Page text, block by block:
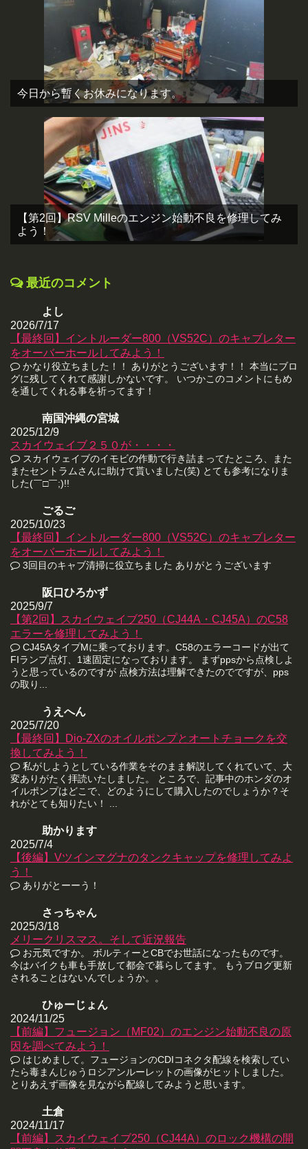
今日から暫くお休みになります。
【第2回】RSV Milleのエンジン始動不良を修理してみ
よう！
最近のコメント
よし
2026/7/17
【最終回】イントルーダー800（VS52C）のキャブレター
をオーバーホールしてみよう！
かなり役立ちました！！ ありがとうございます！！ 本当にブロ
グに残してくれて感謝しかないです。 いつかこのコメントにもめ
を通してくれる事を祈ってます！
南国沖縄の宮城
2025/12/9
スカイウェイブ２５０が・・・・
スカイウェイブのイモビの作動で行き詰まってたところ、また
またセントラムさんに助けて貰いました(笑) とても参考になりま
した(￣□￣;)!!
ごるご
2025/10/23
【最終回】イントルーダー800（VS52C）のキャブレター
をオーバーホールしてみよう！
3回目のキャブ清掃に役立ちました ありがとうございます
阪口ひろかず
2025/9/7
【第2回】スカイウェイブ250（CJ44A・CJ45A）のC58
エラーを修理してみよう！
CJ45AタイプMに乗っております。C58のエラーコードが出て
FIランプ点灯、1速固定になっております。 まずppsから点検しよ
うと思っているのですが 点検方法は理解できたのでですが、pps
の取り...
うえへん
2025/7/20
【最終回】Dio-ZXのオイルポンプとオートチョークを交
換してみよう！
私がしようとしている作業をそのまま解説してくれていて、大
変ありがたく拝読いたしました。 ところで、記事中のホンダのオ
イルポンプはどこで、どのようにして購入したのでしょうか？そ
れがとても知りたい！ ...
助かります
2025/7/4
【後編】Vツインマグナのタンクキャップを修理してみよ
う！
ありがとーーう！
さっちゃん
2025/3/18
メリークリスマス。そして近況報告
お元気ですか。 ボルティーとCBでお世話になったものです。
今はバイクも車も手放して都会で暮らしてます。 もうブログ更新
されることはないんでしょうか。。
ひゅーじょん
2024/11/25
【前編】フュージョン（MF02）のエンジン始動不良の原
因を調べてみよう！
はじめまして。フュージョンのCDIコネクタ配線を検索してい
たら毒まんじゅうロシアンルーレットの画像がヒットしました。
とりあえず画像を見ながら配線してみようと思います。
土倉
2024/11/17
【前編】スカイウェイブ250（CJ44A）のロック機構の開